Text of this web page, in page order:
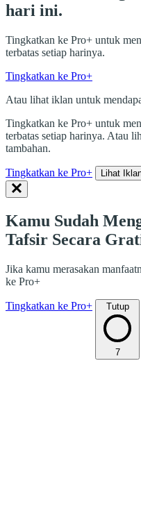
hari ini.
Tingkatkan ke Pro+ untuk
terbatas setiap harinya.
Tingkatkan ke Pro+
Atau lihat iklan untuk
Tingkatkan ke Pro+ untuk
terbatas setiap harinya. Atau
tambahan.
Tingkatkan ke Pro+ Lihat
Kamu Sudah
Tafsir Secara
Jika kamu merasakan
ke Pro+
Tingkatkan ke Pro+ Tutup
7